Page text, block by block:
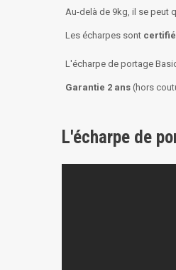
Au-delà de 9kg, il se peut
Les écharpes sont
L'écharpe de portage
Garantie 2 ans (hors
L'écharpe de